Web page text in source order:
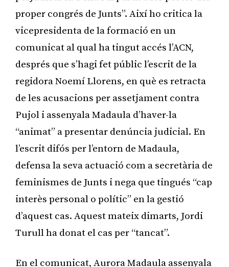
proper congrés de Junts”. Així ho critica la
vicepresidenta de la formació en un
comunicat al qual ha tingut accés l’ACN,
després que s’hagi fet públic l’escrit de la
regidora Noemí Llorens, en què es retracta
de les acusacions per assetjament contra
Pujol i assenyala Madaula d’haver-la
“animat” a presentar denúncia judicial. En
l’escrit difós per l’entorn de Madaula,
defensa la seva actuació com a secretària de
feminismes de Junts i nega que tingués “cap
interès personal o polític” en la gestió
d’aquest cas. Aquest mateix dimarts, Jordi
Turull ha donat el cas per “tancat”.
En el comunicat, Aurora Madaula assenyala